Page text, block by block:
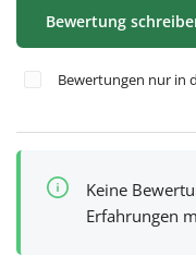
Bewertung
Bewertungen nur in
Keine
Erfahrungen